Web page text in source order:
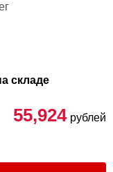
складе
55,924 рублей